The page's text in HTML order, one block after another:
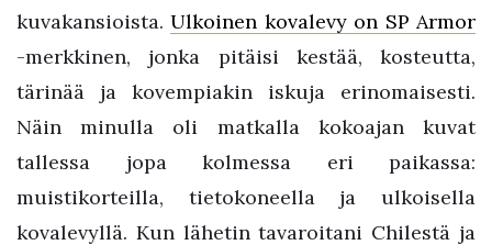
kuvakansioista.Ulkoinen kovalevy on SP Armor
-merkkinen, jonka pitäisi kestää, kosteutta,
tärinää ja kovempiakin iskuja erinomaisesti.
Näin minulla oli matkalla kokoajan kuvat
tallessa jopa kolmessa eri paikassa:
muistikorteilla, tietokoneella ja ulkoisella
kovalevyllä. Kun lähetin tavaroitani Chilestä ja